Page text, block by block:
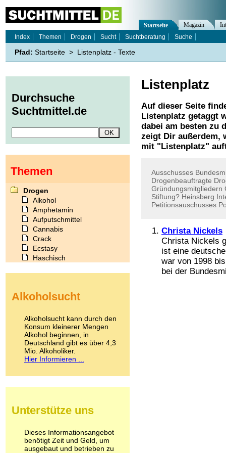
Listenplatz
Auf dieser Seite
Listenplatz getaggt
dabei am besten zu
zeigt Dir außerdem,
mit " Listenplatz"
Ausschusses
Drogenbeauftragte
Gründungsmitgliedern
Stiftung? Heinsberg
Petitionsauschusses
Christa Nickels
Christa Nickels
ist eine
war von 1998
bei der
Startseite Magazin
Index
Themen Drogen Sucht Suchtberatung Suche
Pfad: Startseite > Listenplatz - Texte
Durchsuche
Suchtmittel.de
Themen
Drogen
Alkohol
Amphetamin
Aufputschmittel
Cannabis
Crack
Ecstasy
Haschisch
Kokain
LSD
Marihuana
Medikamente
Meskalin
Metamphetamin
Methadon
Pilze
Psychopharmaka
Schlafmittel
Schmerzmittel
Alkoholsucht
Alkoholsucht kann durch den
Konsum kleinerer Mengen
Alkohol beginnen, in
Deutschland gibt es über 4,3
Mio. Alkoholiker.
Hier Informieren ...
Unterstütze uns
Dieses Informationsangebot
benötigt Zeit und Geld, um
ausgebaut und betrieben zu